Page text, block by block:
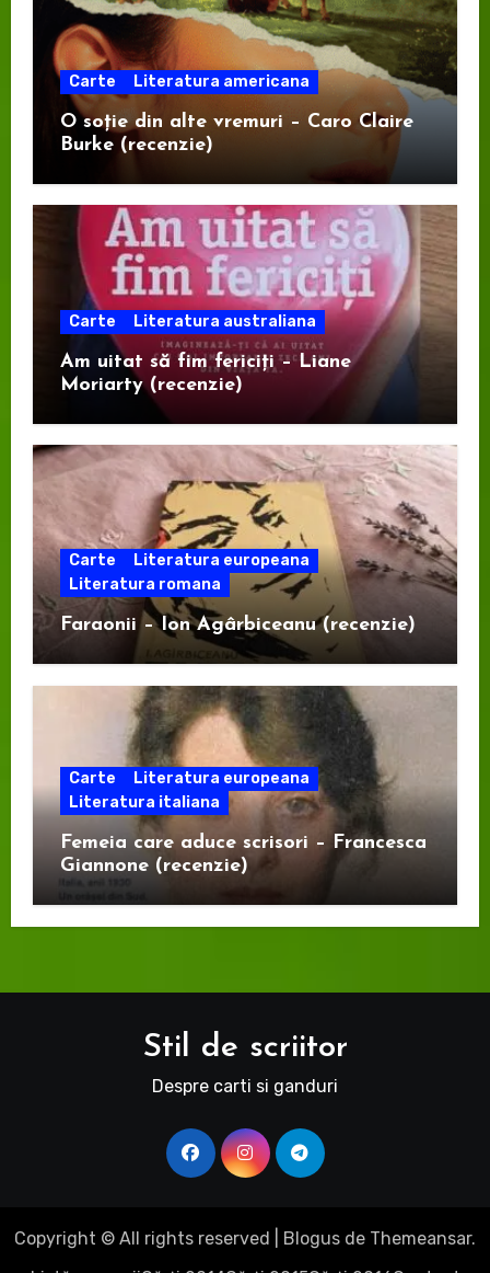
Carte Literatura americana
O soție din alte vremuri – Caro Claire
Burke (recenzie)
Carte Literatura australiana
Am uitat să fim fericiți – Liane
Moriarty (recenzie)
Carte
Literatura europeana
Literatura romana
Faraonii – Ion Agârbiceanu (recenzie)
Carte
Literatura europeana
Literatura italiana
Femeia care aduce scrisori – Francesca
Giannone (recenzie)
Stil de scriitor
Despre carti si ganduri
Copyright © All rights reserved Blogus de Themeansar.